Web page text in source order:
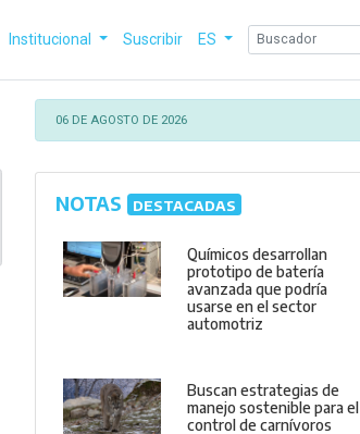
Institucional Suscribir ES
06 DE AGOSTO DE 2026
NOTAS DESTACADAS
Químicos desarrollan
prototipo de batería
avanzada que podría
usarse en el sector
automotriz
Buscan estrategias de
manejo sostenible para el
control de carnívoros